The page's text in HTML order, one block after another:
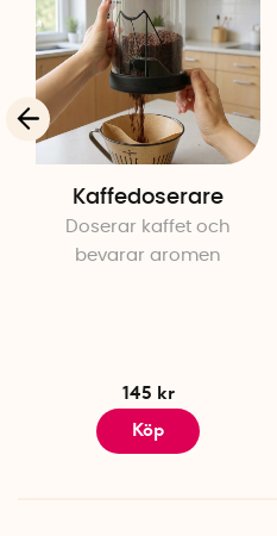
Kaffedoserare
Doserar kaffet och
bevarar aromen
145 kr
Köp